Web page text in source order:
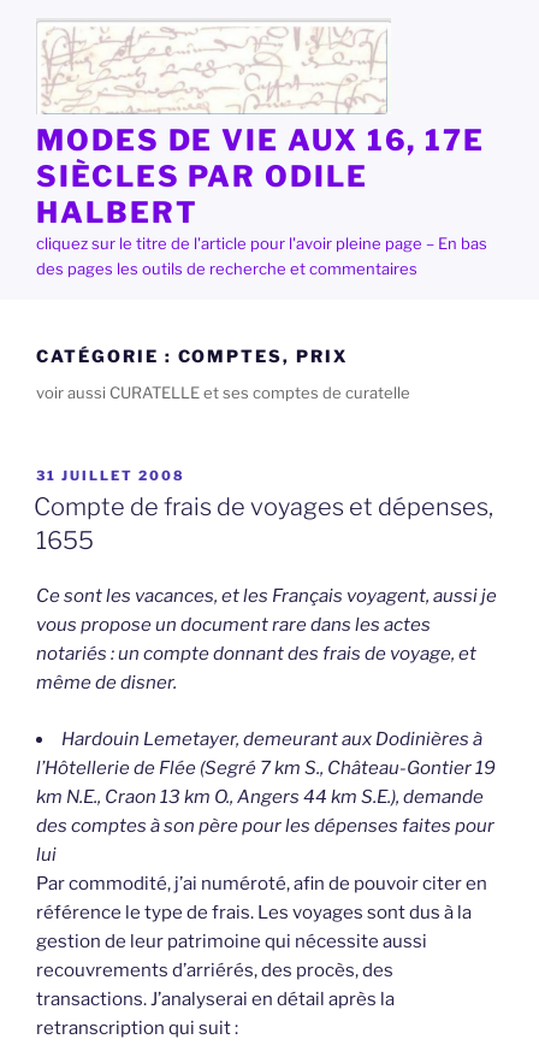
contenu
principal
MODES DE VIE AUX 16, 17E
SIÈCLES PAR ODILE
HALBERT
cliquez sur le titre de l'article pour l'avoir pleine page – En bas
des pages les outils de recherche et commentaires
CATÉGORIE : COMPTES, PRIX
voir aussi CURATELLE et ses comptes de curatelle
PUBLIÉ
LE
31 JUILLET 2008
Compte de frais de voyages et dépenses,
1655
Ce sont les vacances, et les Français voyagent, aussi je
vous propose un document rare dans les actes
notariés : un compte donnant des frais de voyage, et
même de disner.
Hardouin Lemetayer, demeurant aux Dodinières à
l’Hôtellerie de Flée (Segré 7 km S., Château-Gontier 19
km N.E., Craon 13 km O., Angers 44 km S.E.), demande
des comptes à son père pour les dépenses faites pour
lui
Par commodité, j’ai numéroté, afin de pouvoir citer en
référence le type de frais. Les voyages sont dus à la
gestion de leur patrimoine qui nécessite aussi
recouvrements d’arriérés, des procès, des
transactions. J’analyserai en détail après la
retranscription qui suit :